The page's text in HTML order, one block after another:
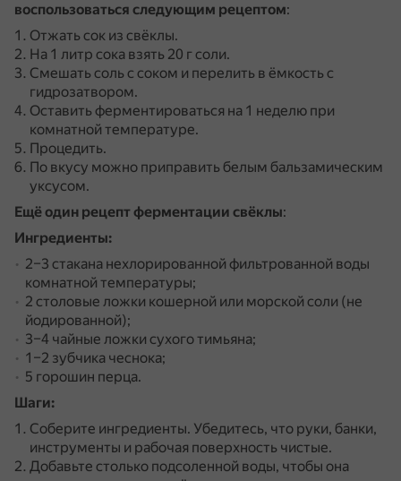
воспользоваться следующим рецептом:
Отжать сок из свёклы.
На 1 литр сока взять 20 г соли.
Смешать соль с соком и перелить в ёмкость с
гидрозатвором.
Оставить ферментироваться на 1 неделю при
комнатной температуре.
Процедить.
По вкусу можно приправить белым бальзамическим
уксусом.
Ещё один рецепт ферментации свёклы:
Ингредиенты:
2–3 стакана нехлорированной фильтрованной воды
комнатной температуры;
2 столовые ложки кошерной или морской соли (не
йодированной);
3–4 чайные ложки сухого тимьяна;
1–2 зубчика чеснока;
5 горошин перца.
Шаги:
Соберите ингредиенты. Убедитесь, что руки, банки,
инструменты и рабочая поверхность чистые.
Добавьте столько подсоленной воды, чтобы она